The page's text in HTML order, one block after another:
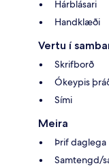
Hárblásari
Handklæði
Vertu í
Skrifborð
Ókeypis
Sími
Meira
Þrif daglega
Samtengd/